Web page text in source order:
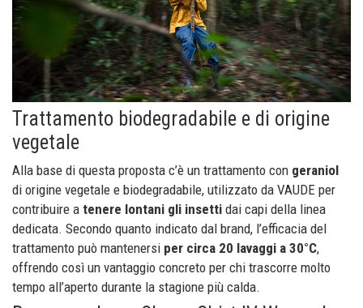
Trattamento biodegradabile e di origine
vegetale
Alla base di questa proposta c’è un trattamento con geraniol
di origine vegetale e biodegradabile, utilizzato da VAUDE per
contribuire a tenere lontani gli insetti dai capi della linea
dedicata. Secondo quanto indicato dal brand, l’efficacia del
trattamento può mantenersi per circa 20 lavaggi a 30°C,
offrendo così un vantaggio concreto per chi trascorre molto
tempo all’aperto durante la stagione più calda.